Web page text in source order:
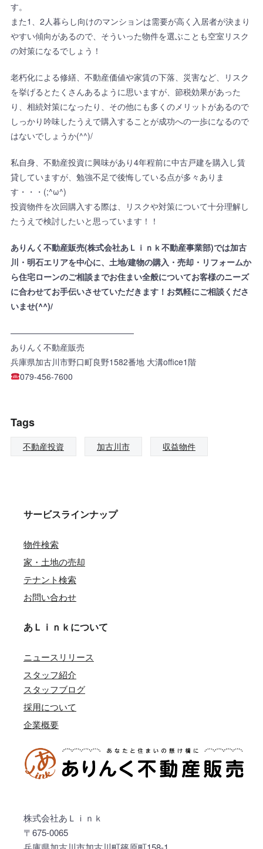
す。
また1、2人暮らし向けのマンションは需要が高く入居者が決まり
やすい傾向があるので、そういった物件を選ぶことも空室リスク
の対策になるでしょう！
老朽化による修繕、不動産価値や家賃の下落、災害など、リスク
を挙げるとたくさんあるように思いますが、節税効果があった
り、相続対策になったり、その他にも多くのメリットがあるので
しっかり吟味したうえで購入することが成功への一歩になるので
はないでしょうか(^^)/
私自身、不動産投資に興味があり4年程前に中古戸建を購入し賃
貸していますが、勉強不足で後悔している点が多々ありま
す・・・(;^ω^)
投資物件を次回購入する際は、リスクや対策について十分理解し
たうえで検討したいと思っています！！
ありんく不動産販売(株式会社あＬｉｎｋ不動産事業部)では加古
川・明石エリアを中心に、土地/建物の購入・売却・リフォームか
ら住宅ローンのご相談までお住まい全般についてお客様のニーズ
に合わせてお手伝いさせていただきます！お気軽にご相談くださ
いませ(^^)/
———————————————
ありんく不動産販売
兵庫県加古川市野口町良野1582番地 大溝office1階
079-456-7600
Tags
不動産投資 加古川市 収益物件
サービスラインナップ
物件検索
家・土地の売却
テナント検索
お問い合わせ
あＬｉｎｋについて
ニュースリリース
スタッフ紹介
スタッフブログ
採用について
企業概要
株式会社あＬｉｎｋ
〒675-0065